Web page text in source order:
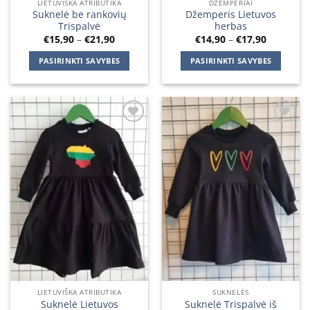
LIETUVIŠKA ATRIBUTIKA
Suknelė be rankovių
Trispalvė
€15,90 – €21,90Price
€15,90
through
€21,90
PASIRINKTI SAVYBES
has
multiple
variants.
The
options
may
chosen
DŽEMPERIAI
Džemperis Lietuvos
herbas
€14,90 – €17,90Price
€14,90
through
€17,90
PASIRINKTI SAVYBES
has
multiple
variants.
The
options
be
page
Add to
wishlist
LIETUVIŠKA ATRIBUTIKA
Suknelė Lietuvos
Add to
wishlist
SUKNELĖS
Suknelė Trispalvė iš